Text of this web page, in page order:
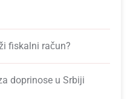
fiskalni račun?
doprinose u Srbiji